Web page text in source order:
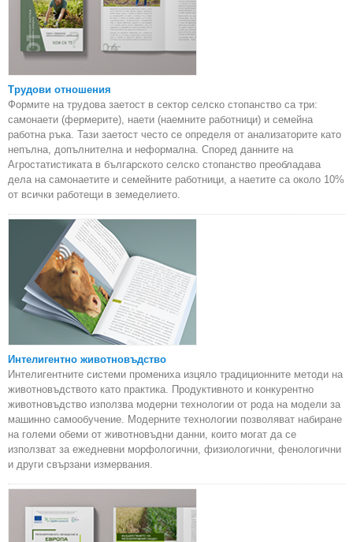
Трудови отношения
Формите на трудова заетост в сектор селско стопанство са три:
самонаети (фермерите), наети (наемните работници) и семейна
работна ръка. Тази заетост често се определя от анализаторите като
непълна, допълнителна и неформална. Според данните на
Агростатистиката в българското селско стопанство преобладава
дела на самонаетите и семейните работници, а наетите са около 10%
от всички работещи в земеделието.
Интелигентно животновъдство
Интелигентните системи промениха изцяло традиционните методи на
животновъдството като практика. Продуктивното и конкурентно
животновъдство използва модерни технологии от рода на модели за
машинно самообучение. Модерните технологии позволяват набиране
на големи обеми от животновъдни данни, които могат да се
използват за ежедневни морфологични, физиологични, фенологични
и други свързани измервания.